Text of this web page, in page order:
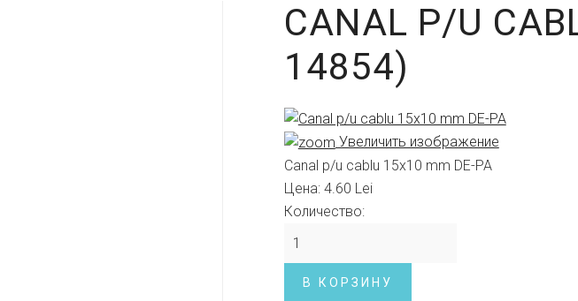
CANAL P/U
14854)
Увеличить изображение
Canal p/u cablu 15x10 mm DE-PA
Цена: 4.60 Lei
Количество: